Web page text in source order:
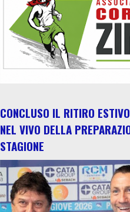
CONCLUSO IL RITIRO
NEL VIVO DELLA
STAGIONE